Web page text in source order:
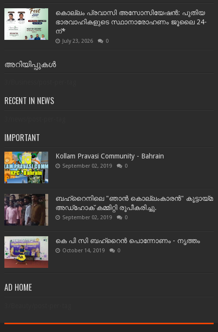
കൊല്ലം പ്രവാസി അസോസിയേഷൻ: പുതിയ
ഭാരവാഹികളുടെ സ്ഥാനാരോഹണം ജൂലൈ 24-
ന്*
July 23, 2026 0
അറിയിപ്പുകൾ
RECENT IN NEWS
IMPORTANT
Kollam Pravasi Community - Bahrain
September 02, 2019 0
ബഹ്‌റൈനിലെ "ഞാൻ കൊല്ലംകാരൻ" കൂട്ടായ്‌മ
അഡ്‌ഹോക് കമ്മിറ്റി രൂപീകരിച്ചു.
September 02, 2019 0
കെ പി സി ബഹ്‌റൈൻ പൊന്നോണം - നൃത്തം
October 14, 2019 0
AD HOME